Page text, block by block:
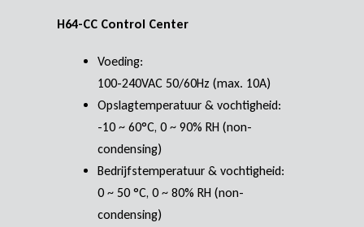
H64-CC Control Center
Voeding:
100-240VAC 50/60Hz (max. 10A)
Opslagtemperatuur & vochtigheid:
-10 ~ 60°C, 0 ~ 90% RH (non-
condensing)
Bedrijfstemperatuur & vochtigheid:
0 ~ 50 °C, 0 ~ 80% RH (non-
condensing)